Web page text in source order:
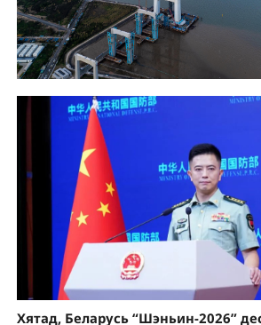
Хятад, Беларусь “Шэньин-2026”